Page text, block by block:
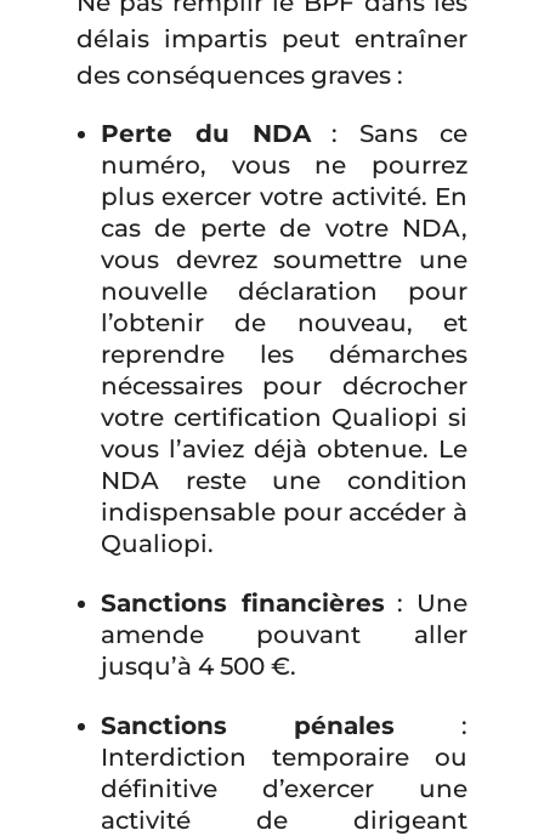
délais impartis peut entraîner
des conséquences graves :
Perte du NDA: Sans ce
numéro, vous ne pourrez
plus exercer votre activité. En
cas de perte de votre NDA,
vous devrez soumettre une
nouvelle déclaration pour
l’obtenir de nouveau, et
reprendre les démarches
nécessaires pour décrocher
votre certification Qualiopi si
vous l’aviez déjà obtenue. Le
NDA reste une condition
indispensable pour accéder à
Qualiopi.
Sanctions financières : Une
amende pouvant aller
jusqu’à 4 500 €.
Sanctions pénales :
Interdiction temporaire ou
définitive d’exercer une
activité de dirigeant